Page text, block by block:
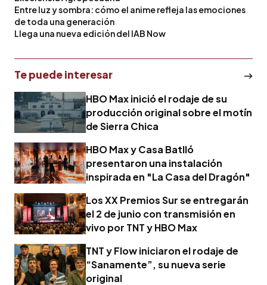
Entre luz y sombra: cómo el anime refleja las emociones
de toda una generación
Llega una nueva edición del IAB Now
Te puede interesar
HBO Max inició el rodaje de su
producción original sobre el motín
de Sierra Chica
HBO Max y Casa Batlló
presentaron una instalación
inspirada en "La Casa del Dragón"
Los XX Premios Sur se entregarán
el 2 de junio con transmisión en
vivo por TNT y HBO Max
TNT y Flow iniciaron el rodaje de
“Sanamente”, su nueva serie
original